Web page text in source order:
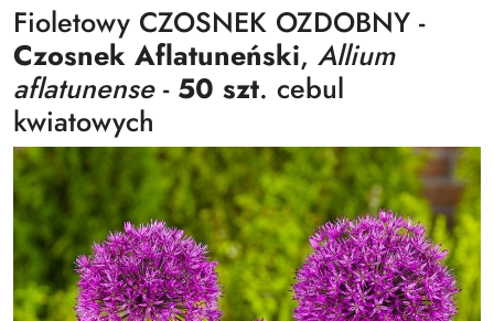
Fioletowy CZOSNEK OZDOBNY -
Czosnek Aflatuneński, Allium
aflatunense- 50 szt. cebul
kwiatowych